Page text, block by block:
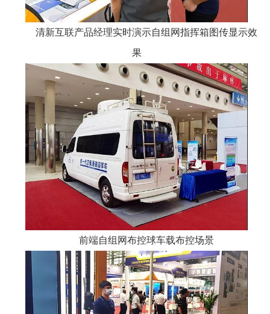
清新互联产品经理实时演示自组网指挥箱图传显示效
果
前端自组网布控球车载布控场景